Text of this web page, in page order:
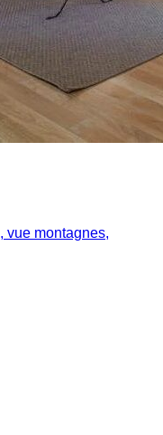
vue montagnes,